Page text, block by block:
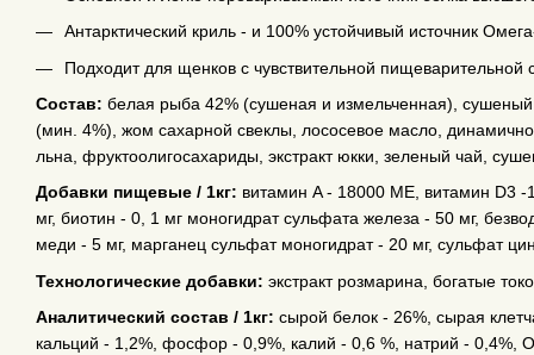
Антарктический криль - и 100% устойчивый источник
Подходит для щенков с чувствительной пищеварительной
Состав: белая рыба 42% (сушеная и измельченная),
(мин. 4%), жом сахарной свеклы, лососевое масло,
льна, фруктоолигосахариды, экстракт юкки, зеленый чай,
Добавки пищевые / 1кг: витамин A - 18000 МЕ, витамин D3
мг, биотин - 0, 1 мг моногидрат сульфата железа - 50 мг,
меди - 5 мг, марганец сульфат моногидрат - 20 мг, сульфат
Технологические добавки: экстракт розмарина, богатые
Аналитический состав / 1кг: сырой белок - 26%, сырая
кальций - 1,2%, фосфор - 0,9%, калий - 0,6 %, натрий -